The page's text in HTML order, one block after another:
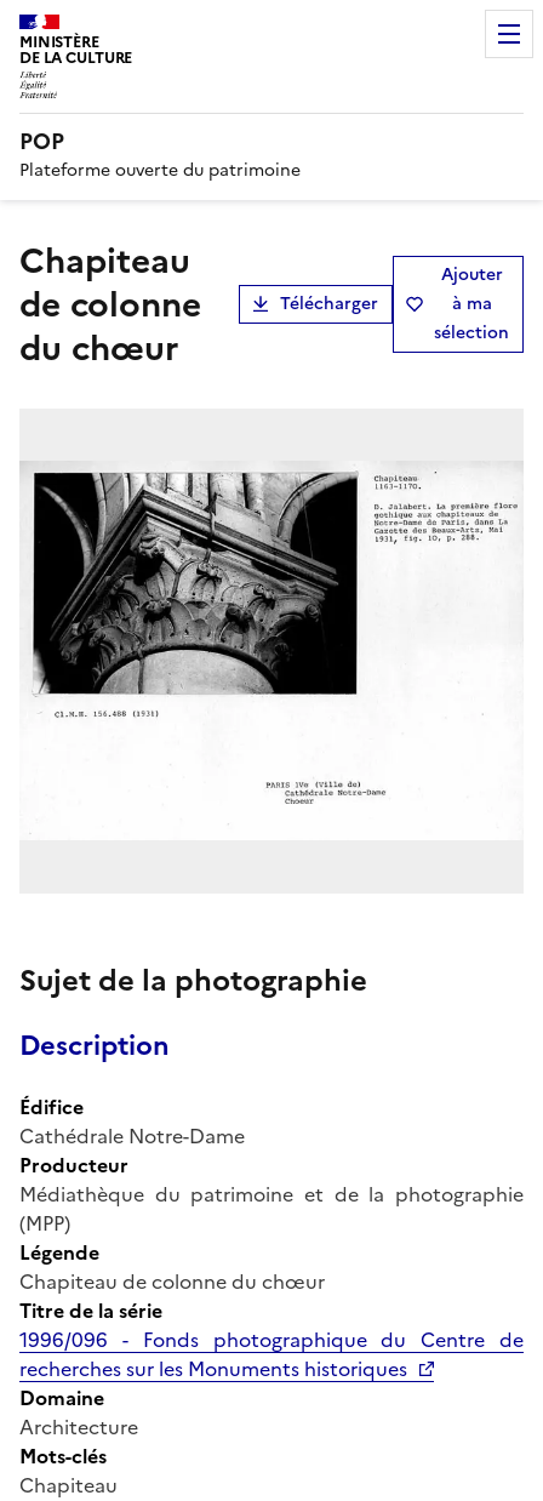
MINISTÈRE
DE LA CULTURE
POP
Plateforme ouverte du patrimoine
Chapiteau
de colonne
du chœur
Télécharger
Ajouter
à ma
sélection
Sujet de la photographie
Description
Édifice
Cathédrale Notre-Dame
Producteur
Médiathèque du patrimoine et de la photographie
(MPP)
Légende
Chapiteau de colonne du chœur
Titre de la série
1996/096 - Fonds photographique du Centre de
recherches sur les Monuments historiques
Domaine
Architecture
Mots-clés
Chapiteau